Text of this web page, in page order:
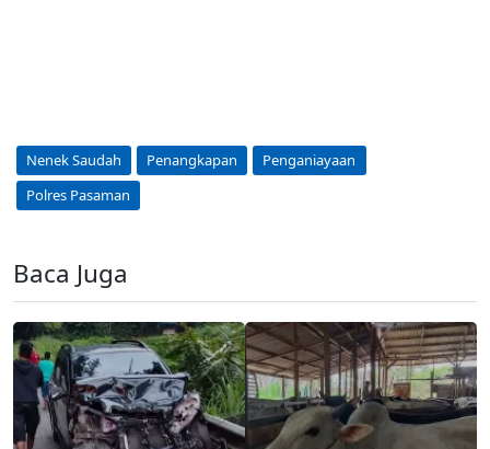
Nenek Saudah Penangkapan
Penganiayaan
Polres Pasaman
Baca Juga